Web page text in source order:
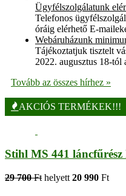
Ügyfélszolgálatunk
Telefonos
óráig elérhető E-
Webáruházunk
Tájékoztatjuk tisztelt
2022. augusztus 18-
Tovább az összes hírhez »
AKCIÓS TERMÉKEK!!!
Stihl MS 441
29 700 Ft helyett 20 990 Ft